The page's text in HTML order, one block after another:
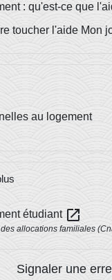
: qu'est-ce que
toucher l'aide Mon
au logement
étudiant open_in_new
allocations familiales
Signaler une